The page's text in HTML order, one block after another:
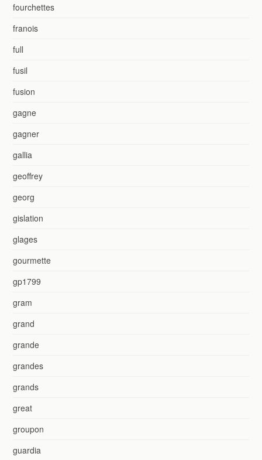
fourchettes
franois
full
fusil
fusion
gagne
gagner
gallia
geoffrey
georg
gislation
glages
gourmette
gp1799
gram
grand
grande
grandes
grands
great
groupon
guardia